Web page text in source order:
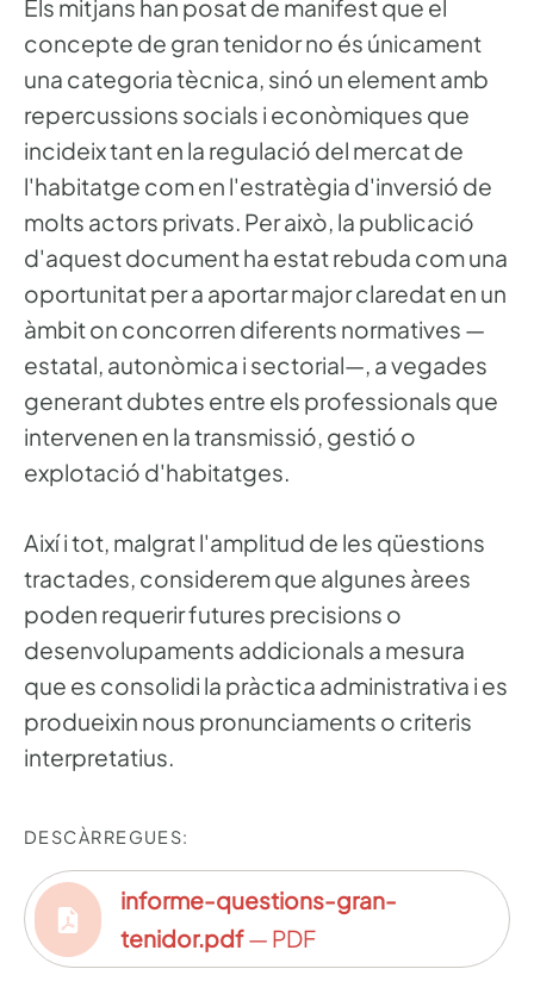
Els mitjans han posat de manifest que el
concepte de gran tenidor no és únicament
una categoria tècnica, sinó un element amb
repercussions socials i econòmiques que
incideix tant en la regulació del mercat de
l'habitatge com en l'estratègia d'inversió de
molts actors privats. Per això, la publicació
d'aquest document ha estat rebuda com una
oportunitat per a aportar major claredat en un
àmbit on concorren diferents normatives —
estatal, autonòmica i sectorial—, a vegades
generant dubtes entre els professionals que
intervenen en la transmissió, gestió o
explotació d'habitatges.
Així i tot, malgrat l'amplitud de les qüestions
tractades, considerem que algunes àrees
poden requerir futures precisions o
desenvolupaments addicionals a mesura
que es consolidi la pràctica administrativa i es
produeixin nous pronunciaments o criteris
interpretatius.
DESCÀRREGUES:
informe-questions-gran-
tenidor.pdf— PDF